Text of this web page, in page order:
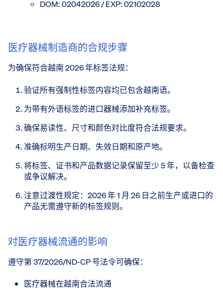
DOM: 02042026 / EXP: 02102028
医疗器械制造商的合规步骤
为确保符合越南 2026 年标签法规：
验证所有强制性标签内容均已包含越南语。
为带有外语标签的进口器械添加补充标签。
确保易读性、尺寸和颜色对比度符合法规要求。
准确标明生产日期、失效日期和原产地。
将标签、证书和产品数据记录保留至少 5 年，以备检查
或争议解决。
注意过渡性规定：2026 年 1 月 26 日之前生产或进口的
产品无需遵守新的标签规则。
对医疗器械流通的影响
遵守第 37/2026/ND-CP 号法令可确保：
医疗器械在越南合法流通